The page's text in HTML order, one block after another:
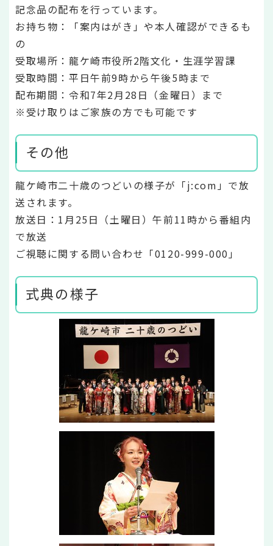
記念品の配布を行っています。
お持ち物：「案内はがき」や本人確認ができるも
の
受取場所：龍ケ崎市役所2階文化・生涯学習課
受取時間：平日午前9時から午後5時まで
配布期間：令和7年2月28日（金曜日）まで
※受け取りはご家族の方でも可能です
その他
龍ケ崎市二十歳のつどいの様子が「j:com」で放
送されます。
放送日：1月25日（土曜日）午前11時から番組内
で放送
ご視聴に関する問い合わせ「0120-999-000」
式典の様子